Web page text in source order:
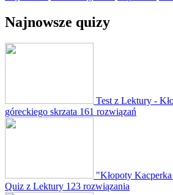
Najnowsze quizy
Test z Lektury -
góreckiego skrzata 161 rozwiązań
"Kłopoty
Quiz z Lektury 123 rozwiązania